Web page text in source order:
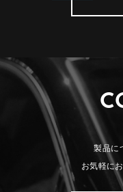
製品に
お気軽に